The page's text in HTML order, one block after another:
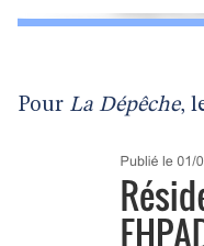
Pour La Dépêche,